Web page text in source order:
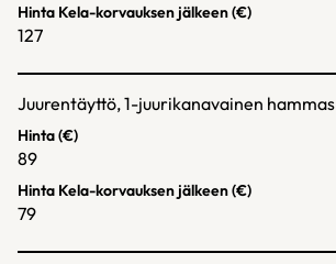
Hinta Kela-korvauksen jälkeen (€)
127
Juurentäyttö, 1-juurikanavainen hammas
Hinta (€)
89
Hinta Kela-korvauksen jälkeen (€)
79